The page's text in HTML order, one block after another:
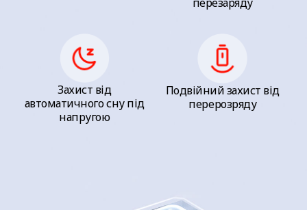
Захист від
автоматичного сну під
напругою
Подвійний захист від
перерозряду